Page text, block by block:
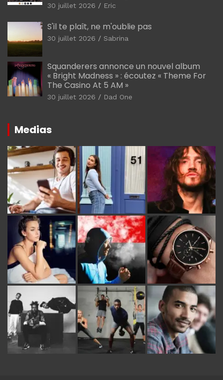
30 juillet 2026 Eric
S'il te plaît, ne m'oublie pas
30 juillet 2026 Sabrina
Squanderers annonce un nouvel album
« Bright Madness » : écoutez « Theme For
The Casino At 5 AM »
30 juillet 2026 Dad One
Medias